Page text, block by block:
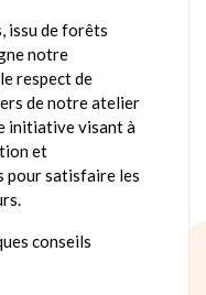
issu de forêts
notre
respect de
de notre atelier
initiative visant à
et
pour satisfaire les
conseils